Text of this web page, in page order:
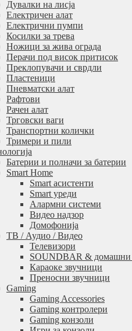
Дувалки на лисја
Електричен алат
Електрични пумпи
Косилки за трева
Ножици за жива ограда
Перачи под висок притисок
Преклопувачи и сврдли
Пластеници
Пневматски алат
Рафтови
Рачен алат
Трговски ваги
Транспортни колички
Тримери и пили
Батерии и полначи за батерии
Smart Home
Smart асистенти
Smart уреди
Алармни системи
Видео надзор
Домофонија
ТВ / Аудио / Видео
Телевизори
SOUNDBAR & домашни
Караоке звучници
Преносни звучници
Gaming
Gaming Accessories
Gaming контролери
Gaming конзоли